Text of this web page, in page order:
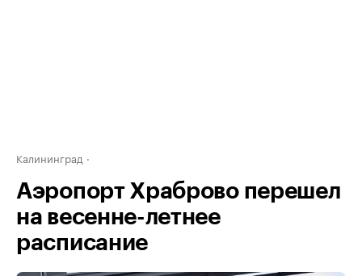
Калининград
Аэропорт Храброво перешел
на весенне-летнее
расписание